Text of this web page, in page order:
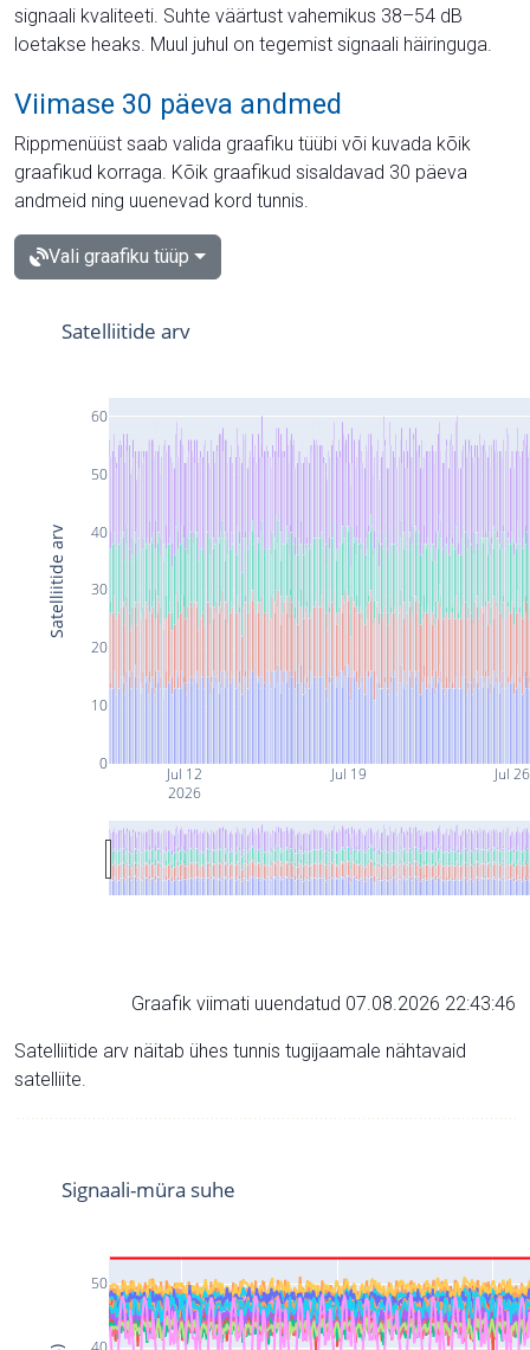
signaali kvaliteeti. Suhte väärtust vahemikus 38–54 dB
loetakse heaks. Muul juhul on tegemist signaali häiringuga.
Viimase 30 päeva andmed
Rippmenüüst saab valida graafiku tüübi või kuvada kõik
graafikud korraga. Kõik graafikud sisaldavad 30 päeva
andmeid ning uuenevad kord tunnis.
Vali graafiku tüüp
Jul 12
2026
Jul 19 Jul 26
0
10
20
30
40
50
60
Satelliitide arv
Satelliitide arv
Graafik viimati uuendatud 07.08.2026 22:43:46
Satelliitide arv näitab ühes tunnis tugijaamale nähtavaid
satelliite.
50
Signaali-müra suhe